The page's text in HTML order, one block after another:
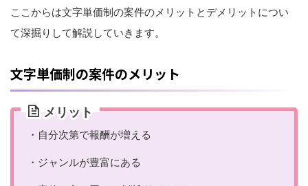
ここからは文字単価制の案件のメリットとデメリットについ
て深掘りして解説していきます。
文字単価制の案件のメリット
メリット
・自分次第で報酬が増える
・ジャンルが豊富にある